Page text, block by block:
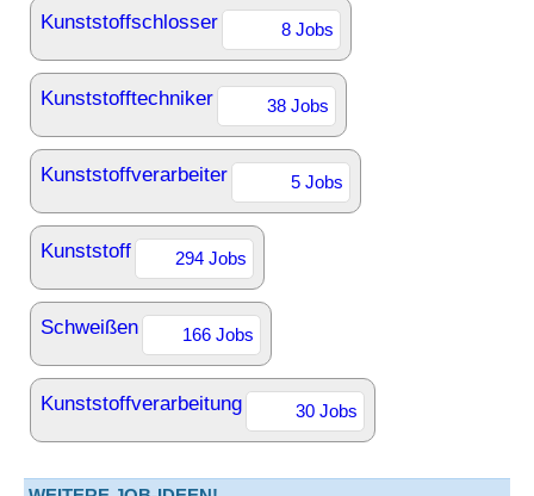
Kunststoffschlosser 8 Jobs
Kunststofftechniker 38 Jobs
Kunststoffverarbeiter 5 Jobs
Kunststoff 294 Jobs
Schweißen 166 Jobs
Kunststoffverarbeitung 30 Jobs